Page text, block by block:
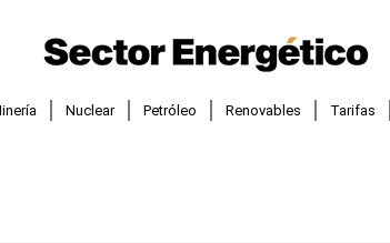
Nuclear Petróleo Renovables Tarifas